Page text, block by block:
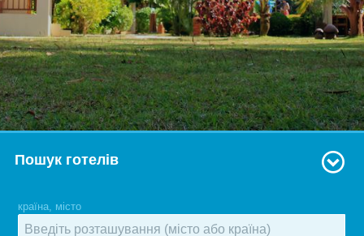
Пошук готелів
країна, місто